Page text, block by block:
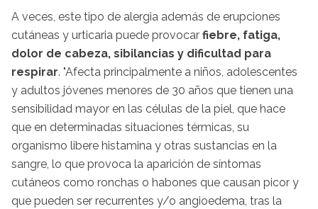
A veces, este tipo de alergia además de erupciones
cutáneas y urticaria puede provocar fiebre, fatiga,
dolor de cabeza, sibilancias y dificultad para
respirar. "Afecta principalmente a niños, adolescentes
y adultos jóvenes menores de 30 años que tienen una
sensibilidad mayor en las células de la piel, que hace
que en determinadas situaciones térmicas, su
organismo libere histamina y otras sustancias en la
sangre, lo que provoca la aparición de síntomas
cutáneos como ronchas o habones que causan picor y
que pueden ser recurrentes y/o angioedema, tras la